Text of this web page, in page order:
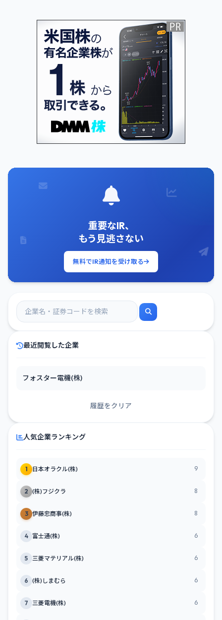
重要なIR、
もう見逃さない
無料でIR通知を受け取る
最近閲覧した企業
フォスター電機(株)
履歴をクリア
人気企業ランキング
1 日本オラクル(株) 9
2 (株)フジクラ 8
3 伊藤忠商事(株) 8
4 富士通(株) 6
5 三菱マテリアル(株) 6
6 (株)しまむら 6
7 三菱電機(株) 6